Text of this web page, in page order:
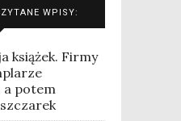
WPISY:
książek. Firmy
a potem